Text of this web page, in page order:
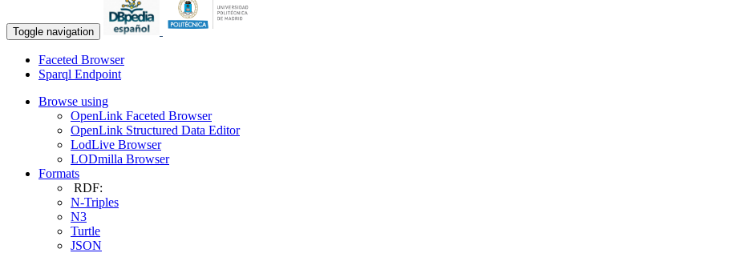
Toggle navigation
Faceted Browser
Sparql Endpoint
Browse using
OpenLink Faceted Browser
OpenLink Structured Data Editor
LodLive Browser
LODmilla Browser
Formats
RDF:
N-Triples
N3
Turtle
JSON